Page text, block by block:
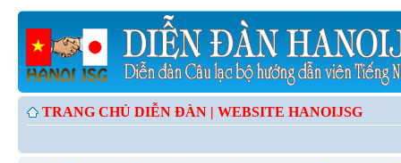
TRANG CHỦ DIỄN ĐÀN | WEBSITE HANOIJSG